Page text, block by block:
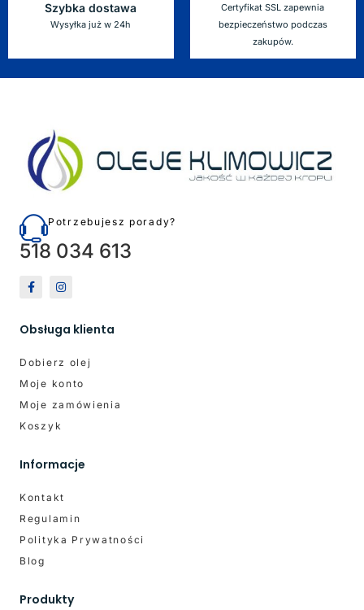
Szybka dostawa
Wysyłka już w 24h
Certyfikat SSL zapewnia
bezpieczeństwo podczas
zakupów.
Potrzebujesz porady?
518 034 613
Obsługa klienta
Dobierz olej
Moje konto
Moje zamówienia
Koszyk
Informacje
Kontakt
Regulamin
Polityka Prywatności
Blog
Produkty